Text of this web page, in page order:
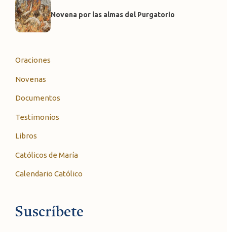
Novena por las almas del Purgatorio
Oraciones
Novenas
Documentos
Testimonios
Libros
Católicos de María
Calendario Católico
Suscríbete